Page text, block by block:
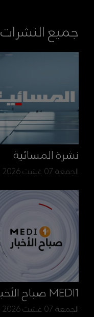
جميع النشرات
نشرة المسائية
الجمعة 07 غشت 2026
MEDI1 صباح الأخبار
الجمعة 07 غشت 2026